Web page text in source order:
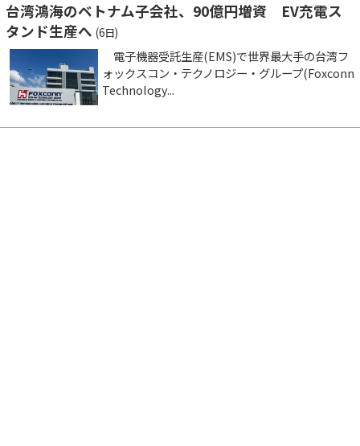
台湾鴻海のベトナム子会社、90億円増資 EV充電ス
タンド生産へ (6日)
電子機器受託生産(EMS)で世界最大手の台湾フ
ォックスコン・テクノロジー・グループ(Foxconn
Technology...